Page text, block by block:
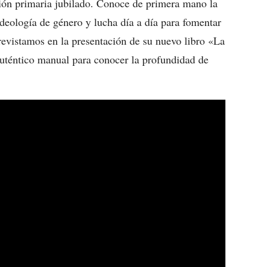
primaria jubilado. Conoce de primera mano la
de género y lucha día a día para fomentar
en la presentación de su nuevo libro «La
manual para conocer la profundidad de